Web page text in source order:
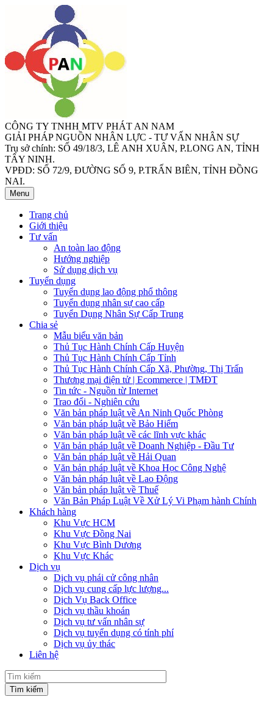
CÔNG TY TNHH MTV PHÁT AN NAM
GIẢI PHÁP NGUỒN NHÂN LỰC - TƯ VẤN NHÂN SỰ
Trụ sở chính: SỐ 49/18/3, LÊ ANH XUÂN, P.LONG AN, TỈNH
TÂY NINH.
VPĐD: SỐ 72/9, ĐƯỜNG SỐ 9, P.TRẤN BIÊN, TỈNH ĐỒNG
NAI.
Menu
Trang chủ
Giới thiệu
Tư vấn
An toàn lao động
Hướng nghiệp
Sử dụng dịch vụ
Tuyển dụng
Tuyển dụng lao động phổ thông
Tuyển dụng nhân sự cao cấp
Tuyển Dụng Nhân Sự Cấp Trung
Chia sẻ
Mẫu biểu văn bản
Thủ Tục Hành Chính Cấp Huyện
Thủ Tục Hành Chính Cấp Tỉnh
Thủ Tục Hành Chính Cấp Xã, Phường, Thị Trấn
Thương mại điện tử | Ecommerce | TMĐT
Tin tức - Nguồn từ Internet
Trao đổi - Nghiên cứu
Văn bản pháp luật về An Ninh Quốc Phòng
Văn bản pháp luật về Bảo Hiểm
Văn bản pháp luật về các lĩnh vực khác
Văn bản pháp luật về Doanh Nghiệp - Đầu Tư
Văn bản pháp luật về Hải Quan
Văn bản pháp luật về Khoa Học Công Nghệ
Văn bản pháp luật về Lao Động
Văn bản pháp luật về Thuế
Văn Bản Pháp Luật Về Xử Lý Vi Phạm hành Chính
Khách hàng
Khu Vực HCM
Khu Vực Đồng Nai
Khu Vực Bình Dương
Khu Vực Khác
Dịch vụ
Dịch vụ phái cử công nhân
Dịch vụ cung cấp lực lượng...
Dịch Vụ Back Office
Dịch vụ thầu khoán
Dịch vụ tư vấn nhân sự
Dịch vụ tuyển dụng có tính phí
Dịch vụ ủy thác
Liên hệ